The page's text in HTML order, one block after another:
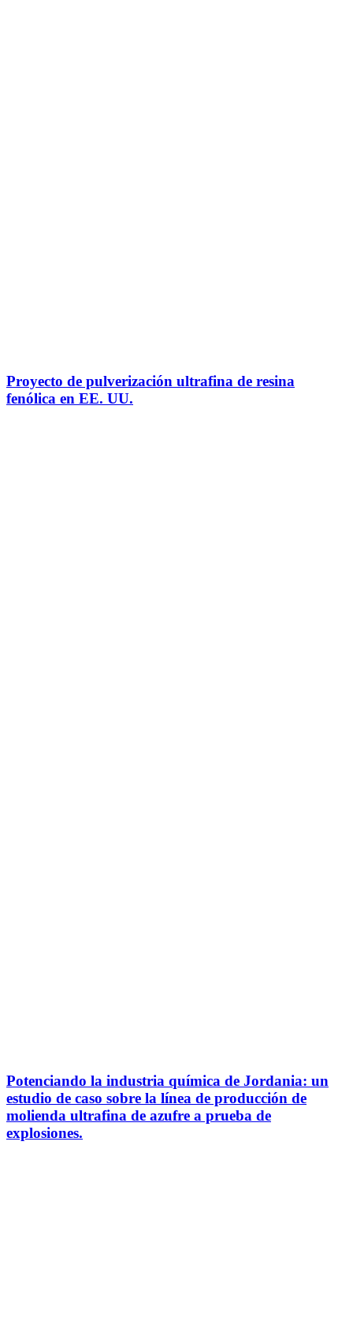
Proyecto de pulverización ultrafina de resina
fenólica en EE. UU.
Potenciando la industria química de Jordania: un
estudio de caso sobre la línea de producción de
molienda ultrafina de azufre a prueba de
explosiones.